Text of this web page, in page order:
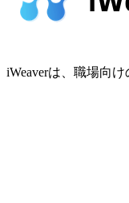
iWeaverは、職場向